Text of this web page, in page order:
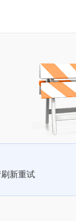
新重试